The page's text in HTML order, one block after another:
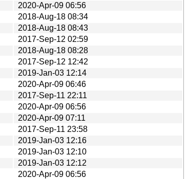
2020-Apr-09 06:56
2018-Aug-18 08:34
2018-Aug-18 08:43
2017-Sep-12 02:59
2018-Aug-18 08:28
2017-Sep-12 12:42
2019-Jan-03 12:14
2020-Apr-09 06:46
2017-Sep-11 22:11
2020-Apr-09 06:56
2020-Apr-09 07:11
2017-Sep-11 23:58
2019-Jan-03 12:16
2019-Jan-03 12:10
2019-Jan-03 12:12
2020-Apr-09 06:56